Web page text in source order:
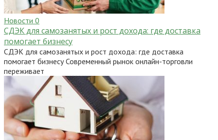
Новости 0
СДЭК для самозанятых и рост дохода: где доставка
помогает бизнесу
СДЭК для самозанятых и рост дохода: где доставка
помогает бизнесу Современный рынок онлайн-торговли
переживает